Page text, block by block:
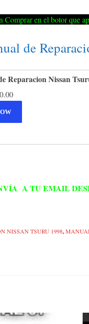
en el botor que
de
Reparacion Nissan
A TU EMAIL
NISSAN TSURU 1998,